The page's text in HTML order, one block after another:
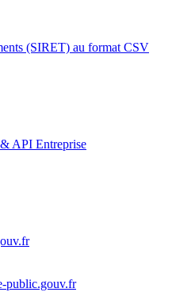
(SIRET) au format CSV
API Entreprise
public.gouv.fr